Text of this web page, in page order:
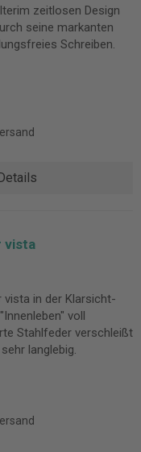
zeitlosen Design
seine markanten
Schreiben.
vista
vista in der Klarsicht-
voll
Stahlfeder verschleißt
langlebig.